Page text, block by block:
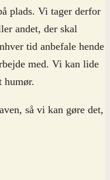
plads. Vi tager derfor
andet, der skal
tid anbefale hende
med. Vi kan lide
humør.
så vi kan gøre det,